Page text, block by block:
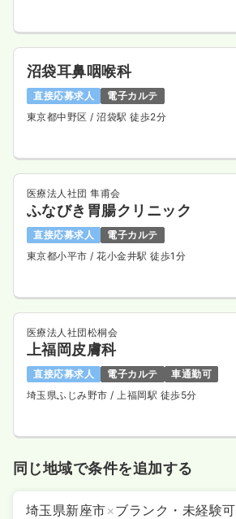
沼袋耳鼻咽喉科
直接応募求人
電子カルテ
東京都中野区 / 沼袋駅 徒歩2分
医療法人社団 隼甫会
ふなびき胃腸クリニック
直接応募求人
電子カルテ
東京都小平市 / 花小金井駅 徒歩1分
医療法人社団松桐会
上福岡皮膚科
直接応募求人 電子カルテ
車通勤可
埼玉県ふじみ野市 / 上福岡駅 徒歩5分
同じ地域で条件を追加する
埼玉県新座市×ブランク・未経験可